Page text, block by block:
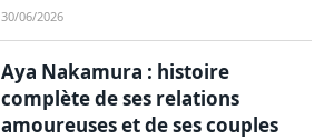
30/06/2026
Aya Nakamura : histoire
complète de ses relations
amoureuses et de ses couples